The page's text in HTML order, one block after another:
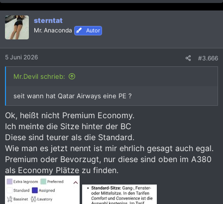
a
k
t
i
o
n
:
sterntat
Mr. Anaconda Autor
5 Juni 2026 #3.666
Mr.Devil schrieb:
seit wann hat Qatar Airways eine PE ?
Ok, heißt nicht Premium Economy.
Ich meinte die Sitze hinter der BC
Diese sind teurer als die Standard.
Wie man es jetzt nennt ist mir ehrlich gesagt auch egal.
Premium oder Bevorzugt, nur diese sind oben im A380
als Economy Plätze zu finden.